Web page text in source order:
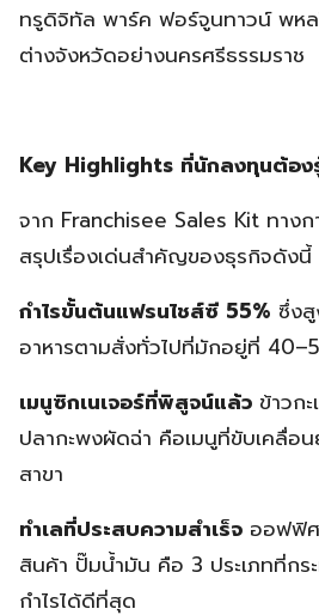
ทรูดิจิทัล พาร์ค ฟอร์จูนทาวน์ พหล
ต่างจังหวัดอย่างนครศรีธรรมราช
Key Highlights ที่นักลงทุนต้อง
จาก Franchisee Sales Kit ทาง
สรุปเรื่องเด่นสำคัญของธุรกิจดังนี้
กำไรขั้นต้นแฟรนไชส์ซี 55% ซึ่ง
อาหารตามสั่งทั่วไปที่มักอยู่ที่
เมนูซิกเนเจอร์ที่พิสูจน์แล้ว ข้าวก
ปลากะพงผัดฉ่า คือเมนูที่ขับเคลื่อ
สาขา
ทำเลที่ประสบความสำเร็จ ออฟฟิศ
สินค้า ปั๊มน้ำมัน คือ 3 ประเภทที่กร
กำไรได้ดีที่สุด